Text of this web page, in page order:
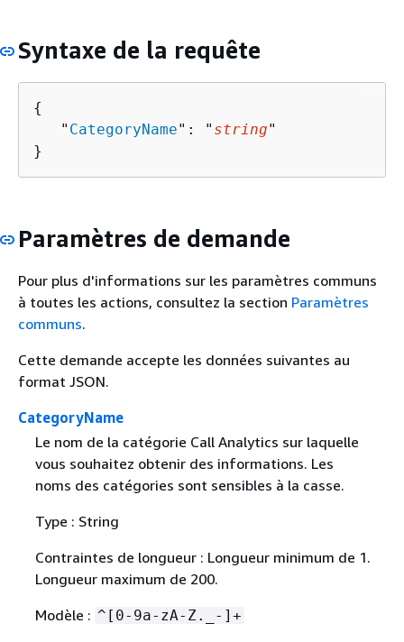
Syntaxe de la requête
{
   "
CategoryName": " string"
}
Paramètres de demande
Pour plus d'informations sur les paramètres communs
à toutes les actions, consultez la section Paramètres
communs.
Cette demande accepte les données suivantes au
format JSON.
CategoryName
Le nom de la catégorie Call Analytics sur laquelle
vous souhaitez obtenir des informations. Les
noms des catégories sont sensibles à la casse.
Type : String
Contraintes de longueur : Longueur minimum de 1.
Longueur maximum de 200.
Modèle : ^[0-9a-zA-Z._-]+